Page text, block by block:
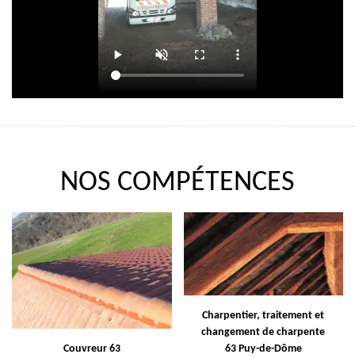
NOS COMPÉTENCES
Couvreur 63
Charpentier, traitement et
changement de charpente
63 Puy-de-Dôme